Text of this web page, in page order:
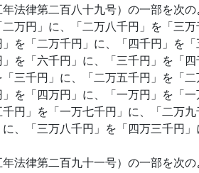
法律第二百八十九号）の一部を次の
万円」に、「二万八千円」を「三
」を「二万千円」に、「四千円」を
」を「六千円」に、「三千円」を「
三千円」に、「二万五千円」を「
」を「四万円」に、「一万円」を「
円」を「一万七千円」に、「二万九
、「三万八千円」を「四万三千円」
法律第二百九十一号）の一部を次の